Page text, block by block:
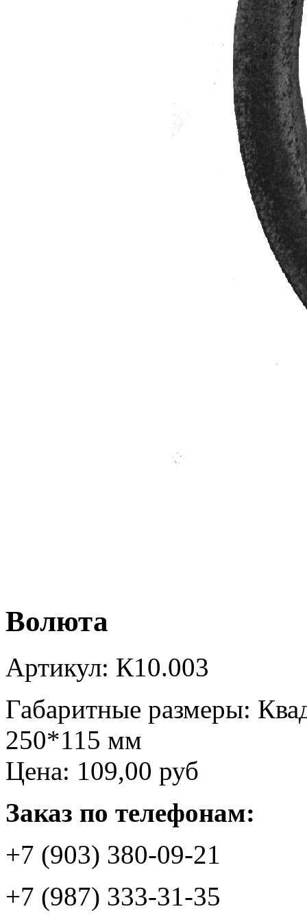
Волюта
Артикул: К10.003
Габаритные размеры:
250*115 мм
Цена: 109,00 руб
Заказ по телефонам:
+7 (903) 380-09-21
+7 (987) 333-31-35